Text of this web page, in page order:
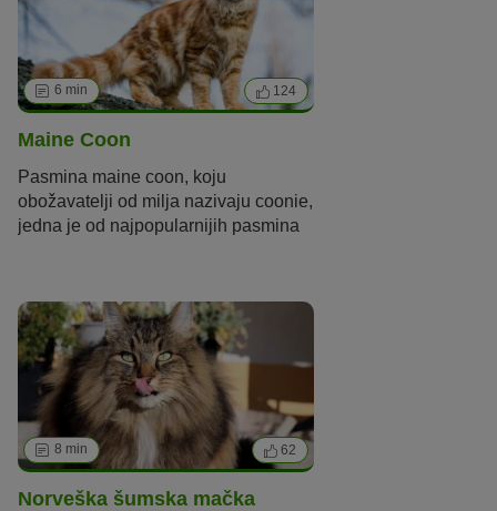
mačka zanosnih zelenih
očiju
podrijetlomje iz Egipta.
6 min 124
Maine Coon
Pasmina maine coon, koju
obožavatelji od milja nazivaju coonie,
jedna je od najpopularnijih pasmina
poluduga dlaka i, prije svega,
impresivna veličina. Mačka ove
pasmine može biti duga čak 120
centimetara.
8 min 62
Norveška šumska mačka